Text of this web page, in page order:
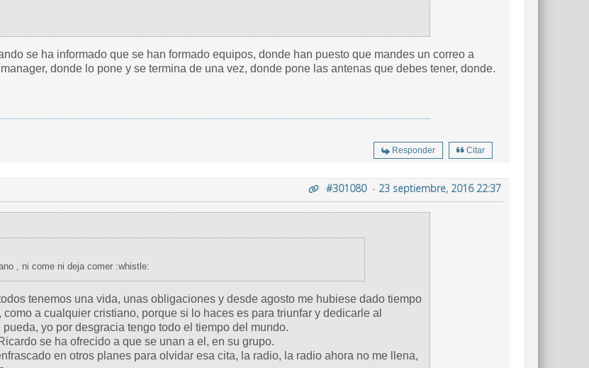
se ha informado que se han formado equipos, donde han puesto que mandes un correo a
donde lo pone y se termina de una vez, donde pone las antenas que debes tener, donde.
Responder Citar
#301080- 23 septiembre, 2016 22:37
... esto es como el perro del hortelano , ni come ni deja comer :whistle:
tenemos una vida, unas obligaciones y desde agosto me hubiese dado tiempo
a cualquier cristiano, porque si lo haces es para triunfar y dedicarle al
yo por desgracia tengo todo el tiempo del mundo.
se ha ofrecido a que se unan a el, en su grupo.
en otros planes para olvidar esa cita, la radio, la radio ahora no me llena,